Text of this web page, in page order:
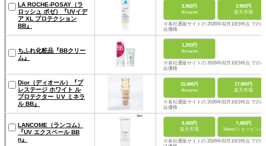
LA ROCHE-POSAY（ラ
ロッシュ ポゼ）『UVイデ
ア XL プロテクション
BB』
3,960円
Amazon
3,960円
楽天市場
※各社通販サイトの 2026年02月10日時点 での税
込価格
ちふれ化粧品『BBクリー
ム』
1,250円
Amazon
※各社通販サイトの 2026年02月10日時点 での税
込価格
Dior（ディオール）『プ
レステージ ホワイト ル
プロテクター ＵV ミネラ
ル BB』
15,406円
Amazon
17,880円
楽天市場
※各社通販サイトの 2026年02月10日時点 での税
込価格
LANCOME（ランコム）
『UV エクスペール BB
n』
8,400円
楽天市場
7,480円
Yahoo!ショッピング
※各社通販サイトの 2026年02月10日時点 での税